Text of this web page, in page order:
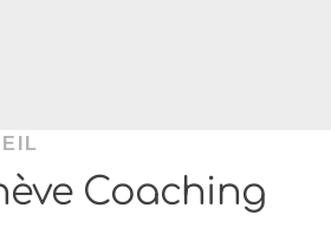
Coaching